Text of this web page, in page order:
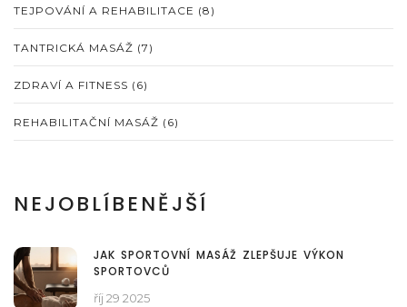
TEJPOVÁNÍ A REHABILITACE (8)
TANTRICKÁ MASÁŽ (7)
ZDRAVÍ A FITNESS (6)
REHABILITAČNÍ MASÁŽ (6)
NEJOBLÍBENĚJŠÍ
JAK SPORTOVNÍ MASÁŽ ZLEPŠUJE VÝKON
SPORTOVCŮ
říj 29 2025